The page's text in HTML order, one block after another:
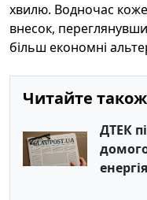
хвилю. Водночас
внесок,
більш економні
Читайте
ДТЕК